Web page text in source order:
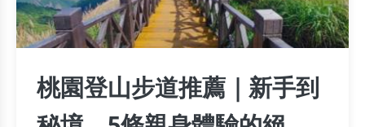
桃園登山步道推薦｜新手到